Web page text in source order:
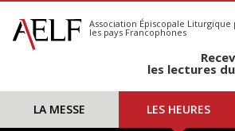
S'abonner
Calendrier
Association Épiscopale Liturgique
les pays Francophones
les lectures
LA MESSE LES HEURES